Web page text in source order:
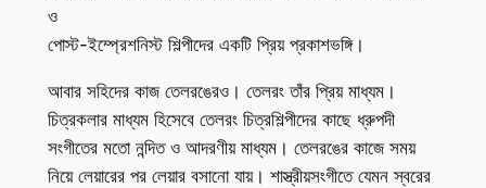
ও
পোস্ট-ইম্প্রেশনিস্ট শিল্পীদের একটি প্রিয় প্রকাশভঙ্গি।
আবার সহিদের কাজ তেলরঙেরও। তেলরং তাঁর প্রিয় মাধ্যম।
চিত্রকলার মাধ্যম হিসেবে তেলরং চিত্রশিল্পীদের কাছে ধ্রুপদী
সংগীতের মতো নন্দিত ও আদরণীয় মাধ্যম। তেলরঙের কাজে সময়
নিয়ে লেয়ারের পর লেয়ার বসানো যায়। শাস্ত্রীয়সংগীতে যেমন স্বরের